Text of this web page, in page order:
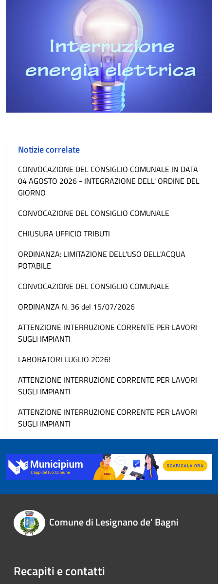
Notizie correlate
CONVOCAZIONE DEL CONSIGLIO COMUNALE IN DATA
04 AGOSTO 2026 - INTEGRAZIONE DELL' ORDINE DEL
GIORNO
CONVOCAZIONE DEL CONSIGLIO COMUNALE
CHIUSURA UFFICIO TRIBUTI
ORDINANZA: LIMITAZIONE DELL'USO DELL'ACQUA
POTABILE
CONVOCAZIONE DEL CONSIGLIO COMUNALE
ORDINANZA N. 36 del 15/07/2026
ATTENZIONE INTERRUZIONE CORRENTE PER LAVORI
SUGLI IMPIANTI
LABORATORI LUGLIO 2026!
ATTENZIONE INTERRUZIONE CORRENTE PER LAVORI
SUGLI IMPIANTI
ATTENZIONE INTERRUZIONE CORRENTE PER LAVORI
SUGLI IMPIANTI
Comune di Lesignano de' Bagni
Recapiti e contatti